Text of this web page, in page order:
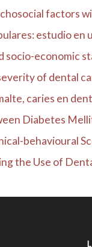
factors
estudio en
socio-economic
of dental
caries en
Diabetes
behavioural
the Use of